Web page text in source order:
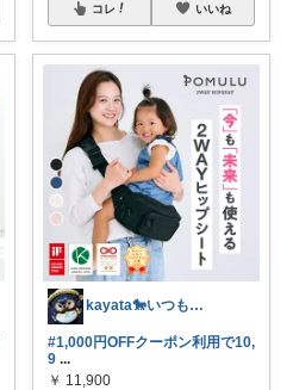
コレ いいね
kayata🐎いつもありがとう😊
#1,000円OFFクーポン利用で10,
9 ...
￥ 11,900